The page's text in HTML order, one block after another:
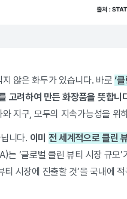
않은 화두가 있습니다. 바로 ‘
고려하여 만든 화장품을 뜻합니
와 지구, 모두의 지속가능성을
니다. 이미 전 세계적으로 클린
는 ‘글로벌 클린 뷰티 시장 규모
티 시장에 진출할 것’을 국내에